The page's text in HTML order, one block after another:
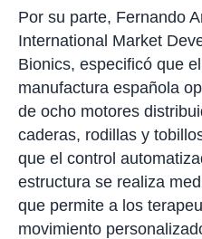
Por su parte, Fernando
International Market
Bionics, especificó que
manufactura española
de ocho motores
caderas, rodillas y
que el control
estructura se realiza
que permite a los
movimiento